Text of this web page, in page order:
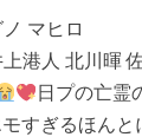
マヒロ
港人 北川暉
日プの亡霊
すぎるほん